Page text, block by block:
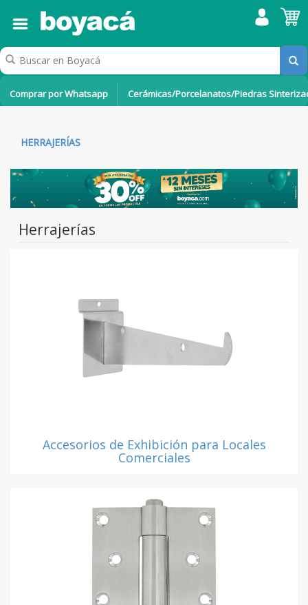
Comprar por Whatsapp Cerámicas/Porcelanatos/Piedras
HERRAJERÍAS
Herrajerías
Accesorios de Exhibición para Locales
Comerciales